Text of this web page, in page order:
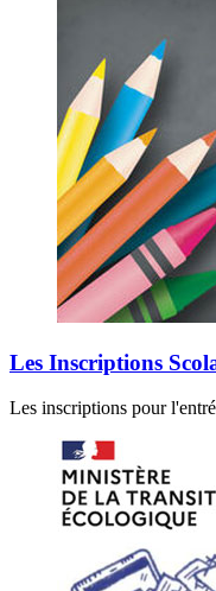
Les Inscriptions
Les inscriptions pour